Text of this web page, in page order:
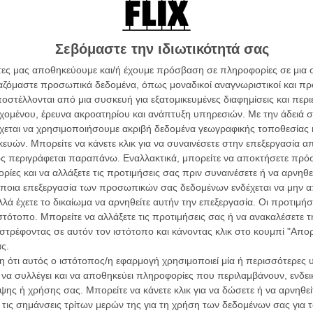
Σεβόμαστε την ιδιωτικότητά σας
μας αποθηκεύουμε και/ή έχουμε πρόσβαση σε πληροφορίες σε
προσωπικά δεδομένα, όπως μοναδικοί αναγνωριστικοί και
από μια συσκευή για εξατομικευμένες διαφημίσεις και
έρευνα ακροατηρίου και ανάπτυξη υπηρεσιών. Με την άδειά
να χρησιμοποιήσουμε ακριβή δεδομένα γεωγραφικής τοποθεσίας
Μπορείτε να κάνετε κλικ για να συναινέσετε στην επεξεργασία
περιγράφεται παραπάνω. Εναλλακτικά, μπορείτε να αποκτήσετε
και να αλλάξετε τις προτιμήσεις σας πριν συναινέσετε ή να
επεξεργασία των προσωπικών σας δεδομένων ενδέχεται να μην
έχετε το δικαίωμα να αρνηθείτε αυτήν την επεξεργασία. Οι
Μπορείτε να αλλάξετε τις προτιμήσεις σας ή να ανακαλέσετε
σε αυτόν τον ιστότοπο και κάνοντας κλικ στο κουμπί
αυτός ο ιστότοπος/η εφαρμογή χρησιμοποιεί μία ή περισσότερες
συλλέγει και να αποθηκεύει πληροφορίες που περιλαμβάνουν,
ή χρήσης σας. Μπορείτε να κάνετε κλικ για να δώσετε ή να
σημάνσεις τρίτων μερών της για τη χρήση των δεδομένων σας
το βιβλίο με τα σκίτσα του Μάικ Μιλς –
αυτό!
το χρόνο ζωής
με το Τατουάζ» του Ντέιβιντ Φίντσερ
στο κόκκινο χαλί της απονομής των
ξαναπαίξει σε ταινία του Τέρενς Μάλικ!